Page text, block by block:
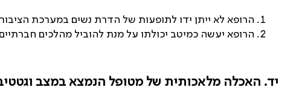
הרופא לא ייתן ידו לתופעות של הדרת נשים במערכת
הרופא יעשה כמיטב יכולתו על מנת להוביל מהלכים
יד. האכלה מלאכותית של מטופל הנמצא במצב